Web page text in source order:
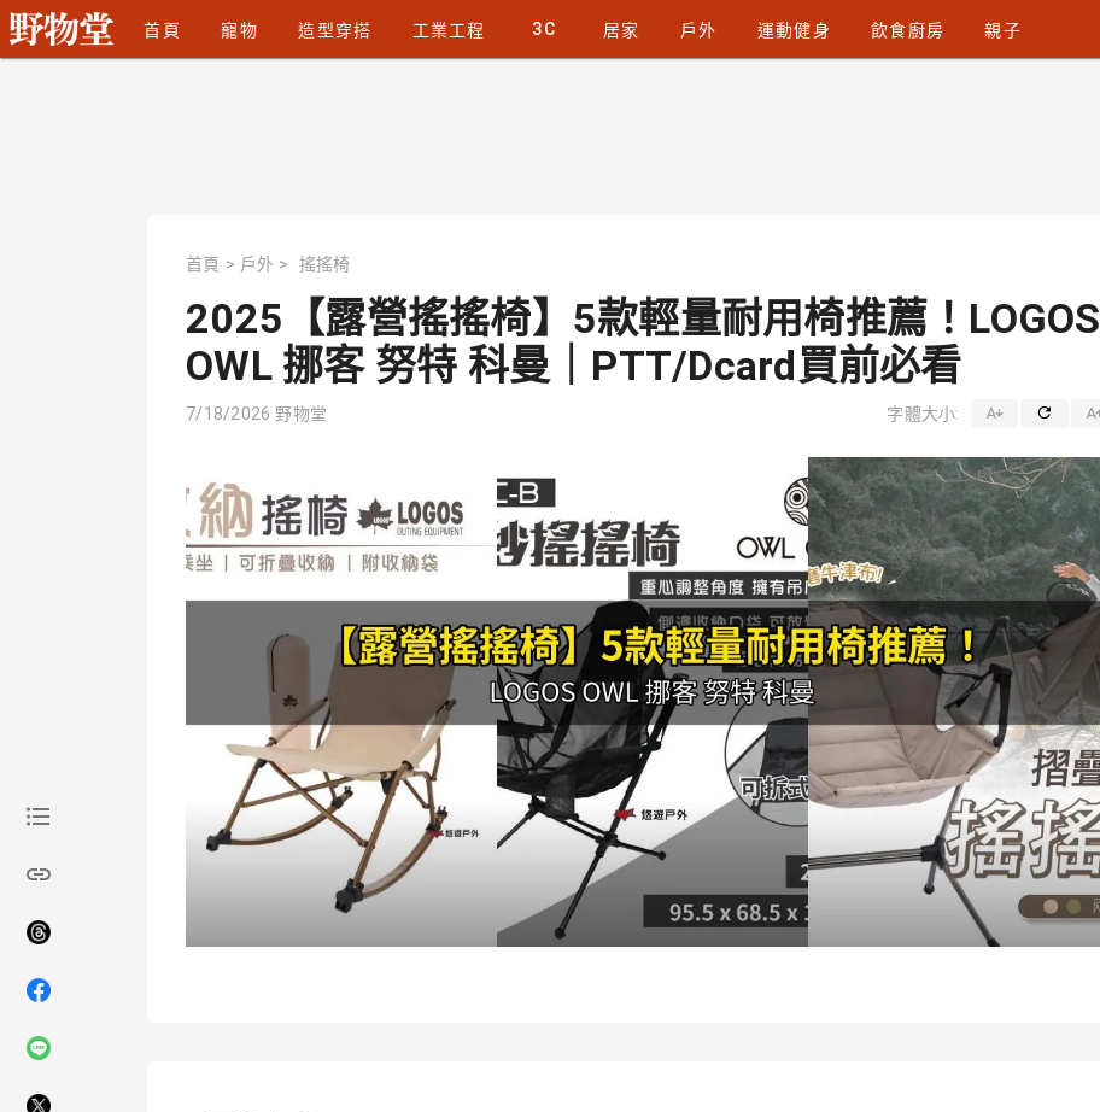
首頁 寵物 造型穿搭 工業工程 3C 居家 戶外 運動健身 飲食廚房 親子
首頁 > 戶外 > 搖搖椅
2025【露營搖搖椅】5款輕量耐用椅推薦！LOGOS
OWL 挪客 努特 科曼｜PTT/Dcard買前必看
7/18/2026 野物堂 字體大小: